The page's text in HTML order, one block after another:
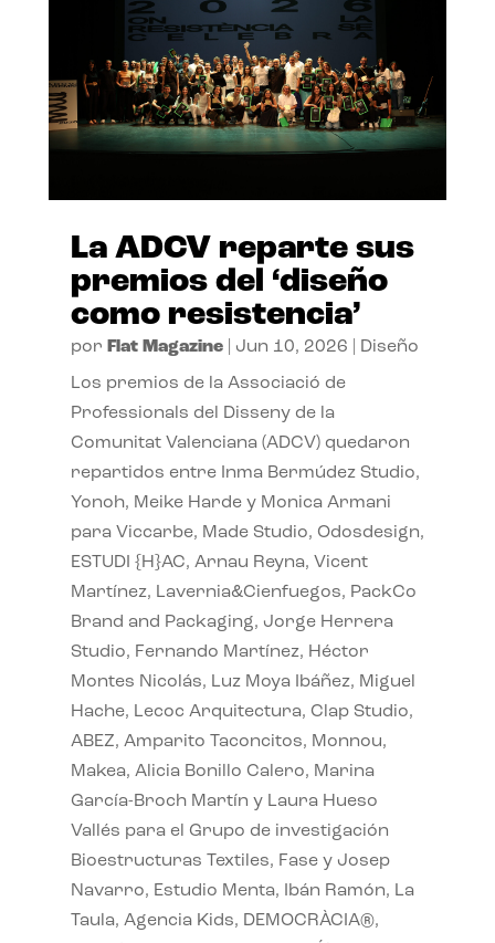
La ADCV reparte sus
premios del ‘diseño
como resistencia’
por Flat Magazine| Jun 10, 2026 Diseño
Los premios de la Associació de
Professionals del Disseny de la
Comunitat Valenciana (ADCV) quedaron
repartidos entre Inma Bermúdez Studio,
Yonoh, Meike Harde y Monica Armani
para Viccarbe, Made Studio, Odosdesign,
ESTUDI {H}AC, Arnau Reyna, Vicent
Martínez, Lavernia&Cienfuegos, PackCo
Brand and Packaging, Jorge Herrera
Studio, Fernando Martínez, Héctor
Montes Nicolás, Luz Moya Ibáñez, Miguel
Hache, Lecoc Arquitectura, Clap Studio,
ABEZ, Amparito Taconcitos, Monnou,
Makea, Alicia Bonillo Calero, Marina
García-Broch Martín y Laura Hueso
Vallés para el Grupo de investigación
Bioestructuras Textiles, Fase y Josep
Navarro, Estudio Menta, Ibán Ramón, La
Taula, Agencia Kids, DEMOCRÀCIA®,